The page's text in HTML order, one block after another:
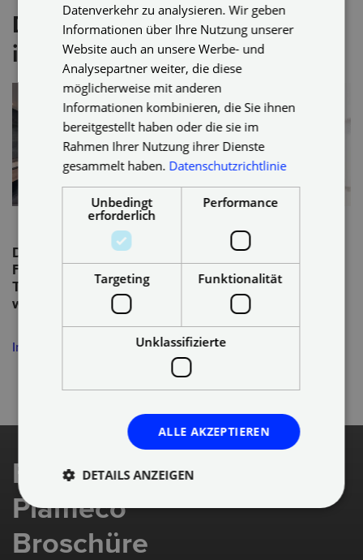
Das könnte Dich auch
interessieren:
Du möchtest als
Franchisenehmer ein
Teil von Plameco
werden?
Informieren
Soziale Verantwortung
wird bei Plameco groß
geschrieben.
Mehr erfahren
Fordere die
Plameco
Broschüre
Datenverkehr zu analysieren. Wir geben
Informationen über Ihre Nutzung unserer
Website auch an unsere Werbe- und
Analysepartner weiter, die diese
möglicherweise mit anderen
Informationen kombinieren, die Sie ihnen
bereitgestellt haben oder die sie im
Rahmen Ihrer Nutzung ihrer Dienste
gesammelt haben. Datenschutzrichtlinie
Unbedingt
erforderlich
Performance
Targeting Funktionalität
Unklassifizierte
ALLE AKZEPTIEREN
DETAILS ANZEIGEN